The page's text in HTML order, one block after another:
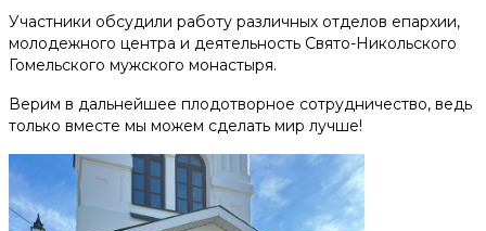
Участники обсудили работу различных отделов епархии,
молодежного центра и деятельность Свято-Никольского
Гомельского мужского монастыря.
Верим в дальнейшее плодотворное сотрудничество, ведь
только вместе мы можем сделать мир лучше!